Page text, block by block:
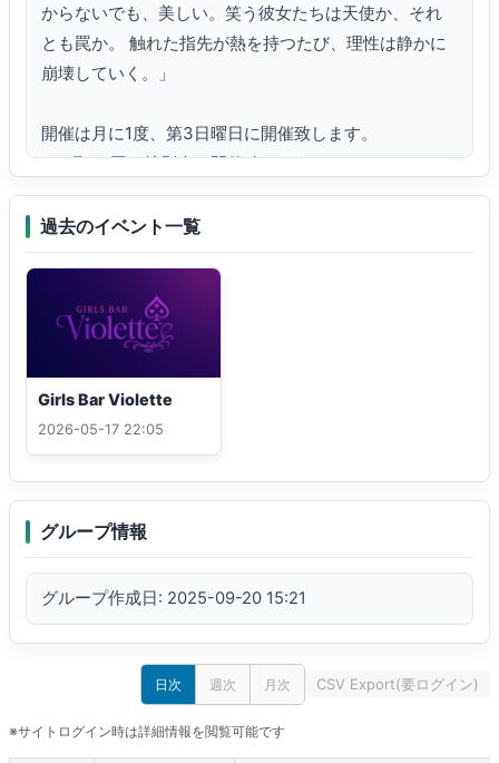
からないでも、美しい。笑う彼女たちは天使か、それ
とも罠か。 触れた指先が熱を持つたび、理性は静かに
崩壊していく。」
開催は月に1度、第3日曜日に開催致します。
3ヶ月に1回は特別会を開催致します。
Group＋にて開場となります。
・「Girls Bar Violette」のGroupに参加 。
皆様のご来店心よりお待ちしております。
ハッシュタグ ＃GirlsBar_Violette
過去のイベント一覧
Girls Bar Violette
2026-05-17 22:05
グループ情報
グループ作成日: 2025-09-20 15:21
日次 週次 月次 CSV Export(要ログイン)
※サイトログイン時は詳細情報を閲覧可能です